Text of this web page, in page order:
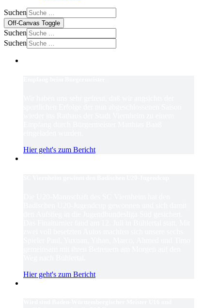
Suchen
Off-Canvas Toggle
Suchen
Suchen
Hier geht's zum Bericht
Hier geht's zum Bericht